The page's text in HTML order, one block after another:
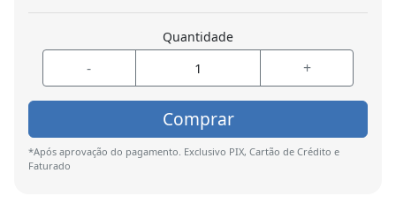
Quantidade
- +
Comprar
*Após aprovação do pagamento. Exclusivo PIX, Cartão de Crédito e
Faturado